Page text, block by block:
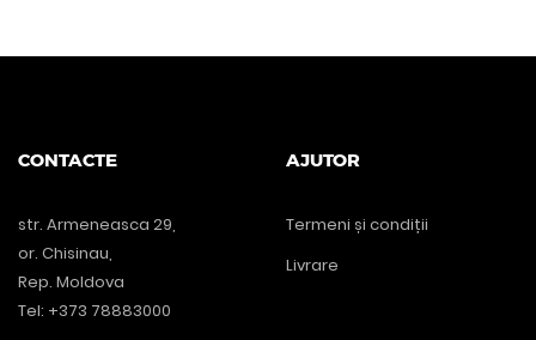
CONTACTE
str. Armeneasca 29,
or. Chisinau,
Rep. Moldova
Tel: +373 78883000
AJUTOR
Termeni și condiții
Livrare